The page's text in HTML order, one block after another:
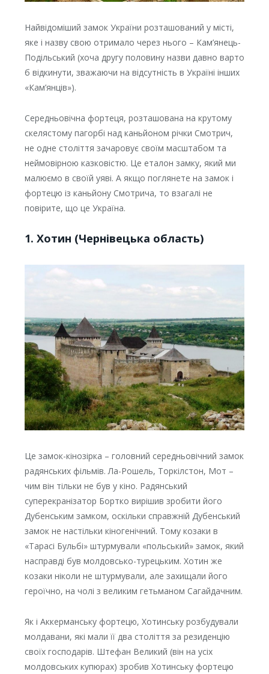
Найвідоміший замок України розташований у місті,
яке і назву свою отримало через нього – Кам’янець-
Подільський (хоча другу половину назви давно варто
б відкинути, зважаючи на відсутність в Україні інших
«Кам’янців»).
Середньовічна фортеця, розташована на крутому
скелястому пагорбі над каньйоном річки Смотрич,
не одне століття зачаровує своїм масштабом та
неймовірною казковістю. Це еталон замку, який ми
малюємо в своїй уяві. А якщо поглянете на замок і
фортецю із каньйону Смотрича, то взагалі не
повірите, що це Україна.
1. Хотин (Чернівецька область)
Це замок-кінозірка – головний середньовічний замок
радянських фільмів. Ла-Рошель, Торкілстон, Мот –
чим він тільки не був у кіно. Радянський
суперекранізатор Бортко вирішив зробити його
Дубенським замком, оскільки справжній Дубенський
замок не настільки кіногенічний. Тому козаки в
«Тарасі Бульбі» штурмували «польський» замок, який
насправді був молдовсько-турецьким. Хотин же
козаки ніколи не штурмували, але захищали його
героїчно, на чолі з великим гетьманом Сагайдачним.
Як і Аккерманську фортецю, Хотинську розбудували
молдавани, які мали її два століття за резиденцію
своїх господарів. Штефан Великий (він на усіх
молдовських купюрах) зробив Хотинську фортецю